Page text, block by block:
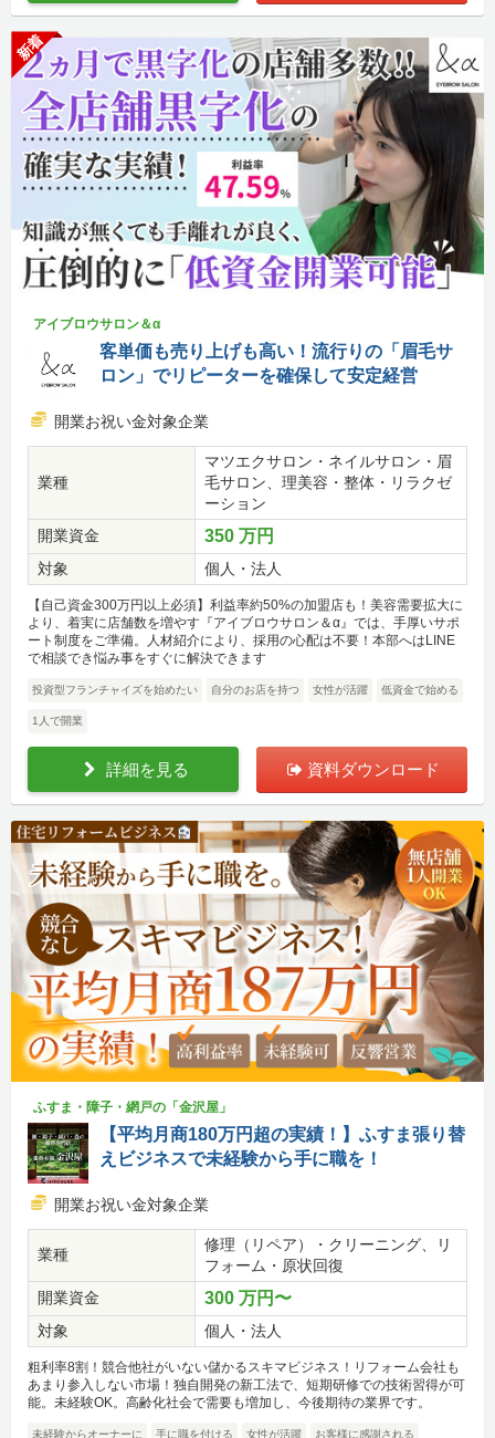
新着
アイブロウサロン＆α
客単価も売り上げも高い！流行りの「眉毛サ
ロン」でリピーターを確保して安定経営
開業お祝い金対象企業
業種
マツエクサロン・ネイルサロン・眉
毛サロン、理美容・整体・リラクゼ
ーション
開業資金
350 万円
対象 個人・法人
【自己資金300万円以上必須】利益率約50%の加盟店も！美容需要拡大に
より、着実に店舗数を増やす『アイブロウサロン＆α』では、手厚いサポ
ート制度をご準備。人材紹介により、採用の心配は不要！本部へはLINE
で相談でき悩み事をすぐに解決できます
投資型フランチャイズを始めたい 自分のお店を持つ 女性が活躍 低資金で始める
1人で開業
詳細を見る 資料ダウンロード
ふすま・障子・網戸の「金沢屋」
【平均月商180万円超の実績！】ふすま張り替
えビジネスで未経験から手に職を！
開業お祝い金対象企業
業種
修理（リペア）・クリーニング、リ
フォーム・原状回復
開業資金
300 万円〜
対象 個人・法人
粗利率8割！競合他社がいない儲かるスキマビジネス！リフォーム会社も
あまり参入しない市場！独自開発の新工法で、短期研修での技術習得が可
能。未経験OK。高齢化社会で需要も増加し、今後期待の業界です。
未経験からオーナーに 手に職を付ける 女性が活躍 お客様に感謝される